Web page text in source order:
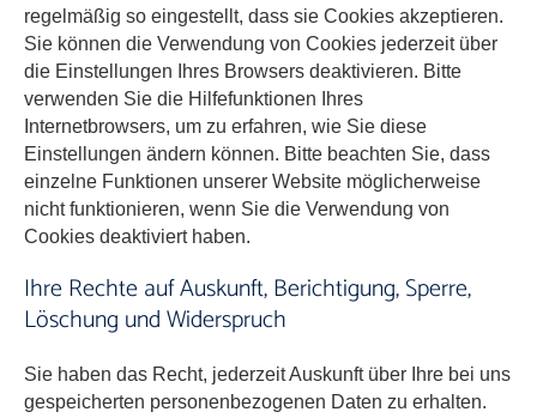
regelmäßig so eingestellt, dass sie Cookies akzeptieren.
Sie können die Verwendung von Cookies jederzeit über
die Einstellungen Ihres Browsers deaktivieren. Bitte
verwenden Sie die Hilfefunktionen Ihres
Internetbrowsers, um zu erfahren, wie Sie diese
Einstellungen ändern können. Bitte beachten Sie, dass
einzelne Funktionen unserer Website möglicherweise
nicht funktionieren, wenn Sie die Verwendung von
Cookies deaktiviert haben.
Ihre Rechte auf Auskunft, Berichtigung, Sperre,
Löschung und Widerspruch
Sie haben das Recht, jederzeit Auskunft über Ihre bei uns
gespeicherten personenbezogenen Daten zu erhalten.